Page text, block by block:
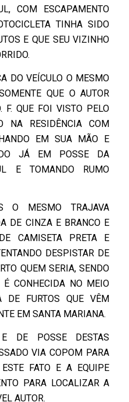
COM ESCAPAMENTO
TINHA SIDO
E QUE SEU VIZINHO
DO VEÍCULO O MESMO
QUE O AUTOR
F. QUE FOI VISTO PELO
NA RESIDÊNCIA COM
EM SUA MÃO E
JÁ EM POSSE DA
E TOMANDO RUMO
O MESMO TRAJAVA
DE CINZA E BRANCO E
CAMISETA PRETA E
DESPISTAR DE
QUEM SERIA, SENDO
CONHECIDA NO MEIO
DE FURTOS QUE VÊM
EM SANTA MARIANA.
DE POSSE DESTAS
VIA COPOM PARA
FATO E A EQUIPE
PARA LOCALIZAR A
AUTOR.